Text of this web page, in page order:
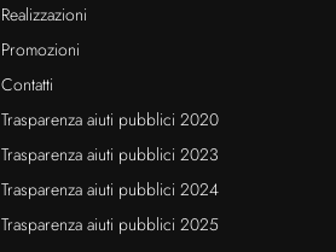
Realizzazioni
Promozioni
Contatti
Trasparenza aiuti pubblici 2020
Trasparenza aiuti pubblici 2023
Trasparenza aiuti pubblici 2024
Trasparenza aiuti pubblici 2025